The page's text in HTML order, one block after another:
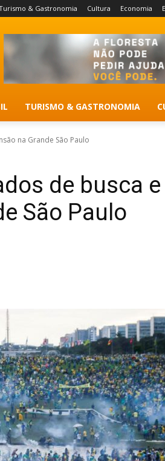
& Gastronomia Cultura Economia
TURISMO & GASTRONOMIA
na Grande São Paulo
de busca e
São Paulo